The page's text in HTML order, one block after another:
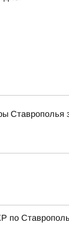
Ставрополья
по